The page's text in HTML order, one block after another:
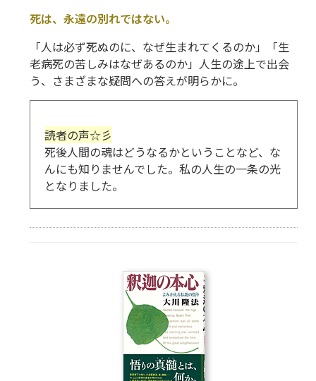
死は、永遠の別れではない。
「人は必ず死ぬのに、なぜ生まれてくるのか」「生
老病死の苦しみはなぜあるのか」人生の途上で出会
う、さまざまな疑問への答えが明らかに。
読者の声☆彡
死後人間の魂はどうなるかということなど、な
んにも知りませんでした。私の人生の一条の光
となりました。